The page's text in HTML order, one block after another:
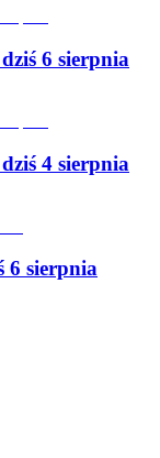
6 sierpnia
4 sierpnia
6 sierpnia